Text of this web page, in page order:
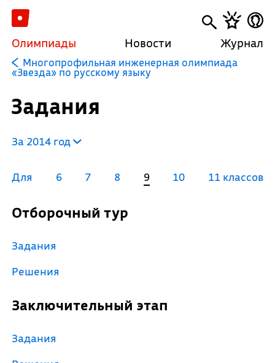
Олимпиады Новости Журнал
Многопрофильная инженерная олимпиада
«Звезда» по русскому языку
Задания
За 2014 год
Для 6 7 8 9 10 11 классов
Отборочный тур
Задания
Решения
Заключительный этап
Задания